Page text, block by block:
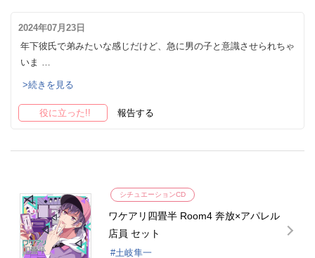
2024年07月23日
年下彼氏で弟みたいな感じだけど、急に男の子と意識させられちゃ
いま …
>続きを見る
役に立った!! 報告する
シチュエーションCD
ワケアリ四畳半 Room4 奔放×アパレル
店員 セット
土岐隼一